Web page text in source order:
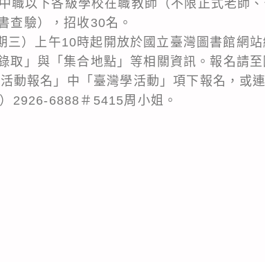
職以下各級學校在職教師（不限正式老師
查驗），招收30名。
三）上午10時起開放於國立臺灣圖書館網
取」與「集合地點」等相關資訊。報名請
動報名」中「臺灣學活動」項下報名，或
2926-6888＃5415周小姐。